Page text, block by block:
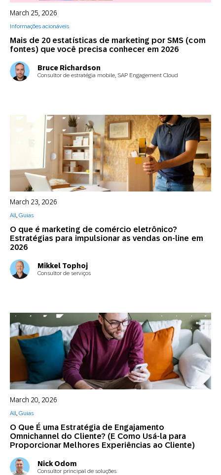
Mais de 20 estatísticas de marketing por SMS (com
fontes) que você precisa conhecer em 2026
March 25, 2026
Informações acionáveis
Bruce Richardson
Consultor de estratégia mobile, SAP Engagement Cloud
O que é marketing de comércio eletrônico?
Estratégias para impulsionar as vendas on-line em
2026
March 23, 2026
All, Guias
Mikkel Tophoj
Consultor de serviços
O Que É uma Estratégia de Engajamento
Omnichannel do Cliente? (E Como Usá-la para
Proporcionar Melhores Experiências ao Cliente)
March 20, 2026
All, Guias
Nick Odom
Consultor principal de soluções